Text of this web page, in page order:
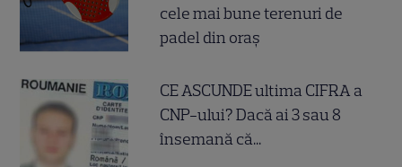
cele mai bune terenuri de
padel din oraș
CE ASCUNDE ultima CIFRA a
CNP-ului? Dacă ai 3 sau 8
însemană că...